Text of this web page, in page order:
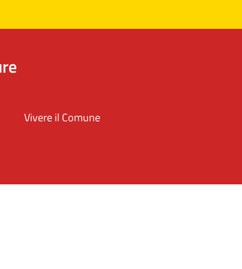
Vivere il Comune